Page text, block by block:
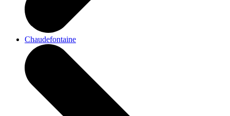
Chaudefontaine